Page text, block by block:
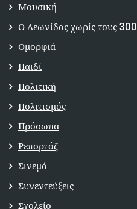
Μουσική
Ο Λεωνίδας χωρίς τους 300
Ομορφιά
Παιδί
Πολιτική
Πολιτισμός
Πρόσωπα
Ρεπορτάζ
Σινεμά
Συνεντεύξεις
Σχολείο